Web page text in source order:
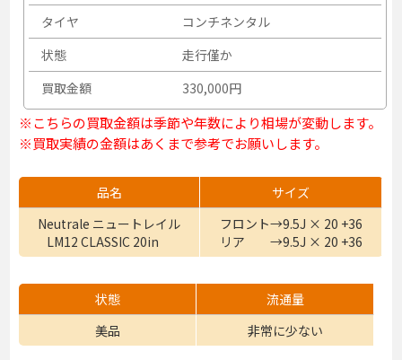
タイヤ
コンチネンタル
状態
走行僅か
買取金額
330,000円
※こちらの買取金額は季節や年数により相場が変動します。
※買取実績の金額はあくまで参考でお願いします。
品名
サイズ
Neutrale ニュートレイル
LM12 CLASSIC 20in
フロント→9.5J × 20 +36
リア →9.5J × 20 +36
状態
流通量
美品
非常に少ない